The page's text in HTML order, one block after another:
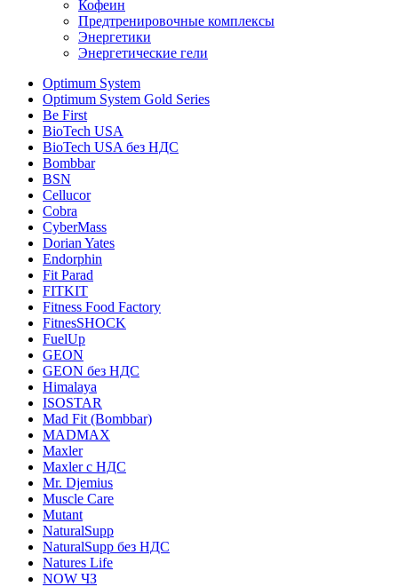
Кофеин
Предтренировочные комплексы
Энергетики
Энергетические гели
Optimum System
Optimum System Gold Series
Be First
BioTech USA
BioTech USA без НДС
Bombbar
BSN
Cellucor
Cobra
CyberMass
Dorian Yates
Endorphin
Fit Parad
FITKIT
Fitness Food Factory
FitnesSHOCK
FuelUp
GEON
GEON без НДС
Himalaya
ISOSTAR
Mad Fit (Bombbar)
MADMAX
Maxler
Maxler с НДС
Mr. Djemius
Muscle Care
Mutant
NaturalSupp
NaturalSupp без НДС
Natures Life
NOW ЧЗ